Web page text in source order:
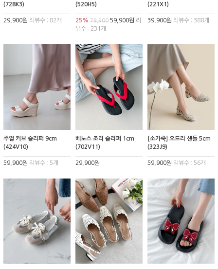
(728K3)
29,900원 리뷰수 : 82개
(520H5)
25% 79,90059,900원 리
뷰수 : 231개
(221X1)
39,900원 리뷰수 : 388개
주얼 커브 슬리퍼 9cm
(424V10)
59,900원 리뷰수 : 5개
베노스 조리 슬리퍼 1cm
(702V11)
29,900원
[소가죽] 오드리 샌들 5cm
(323J9)
59,900원 리뷰수 : 56개